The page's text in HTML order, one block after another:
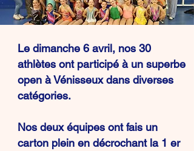
Le dimanche 6 avril, nos 30
athlètes ont participé à un superbe
open à Vénisseux dans diverses
catégories.
Nos deux équipes ont fais un
carton plein en décrochant la 1 er